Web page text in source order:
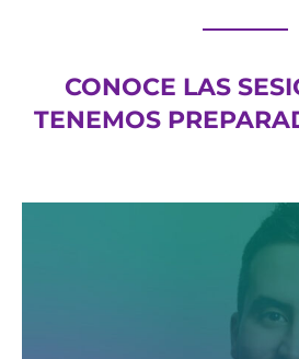
CONOCE LAS
TENEMOS